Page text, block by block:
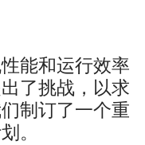
能和运行效率
了挑战，以求
制订了一个重
。